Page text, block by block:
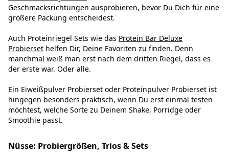
Geschmacksrichtungen ausprobieren, bevor Du Dich für eine
größere Packung entscheidest.
Auch Proteinriegel Sets wie das Protein Bar Deluxe
Probierset helfen Dir, Deine Favoriten zu finden. Denn
manchmal weiß man erst nach dem dritten Riegel, dass es
der erste war. Oder alle.
Ein Eiweißpulver Probierset oder Proteinpulver Probierset ist
hingegen besonders praktisch, wenn Du erst einmal testen
möchtest, welche Sorte zu Deinem Shake, Porridge oder
Smoothie passt.
Nüsse: Probiergrößen, Trios & Sets